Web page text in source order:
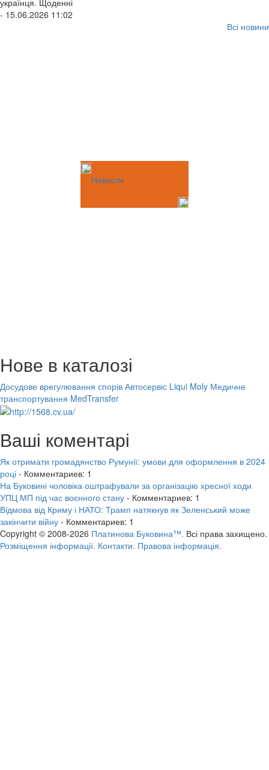
- 15.06.2026 11:02
Всі новини
Новости
Нове в каталозі
Досудове врегулювання спорів Автосервіс Liqui Moly Медичне
транспортування MedTransfer
Ваші коментарі
Як отримати громадянство Румунії: умови для оформлення в 2024
році - Комментариев: 1
На Буковині чоловіка оштрафували за організацію хресної ходи
УПЦ МП під час воєнного стану - Комментариев: 1
Відмова від Криму і НАТО: Трамп натякнув як Зеленський може
закінчити війну - Комментариев: 1
Copyright © 2008-2026 Платинова Буковина™. Всі права захищено.
Розміщення інформації. Контакти. Правова інформація.